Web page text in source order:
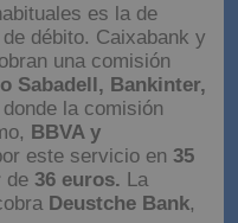
es la de
débito. Caixabank y
una comisión
Sabadell, Bankinter,
donde la comisión
BBVA y
este servicio en 35
de 36 euros. La
Deustche Bank,